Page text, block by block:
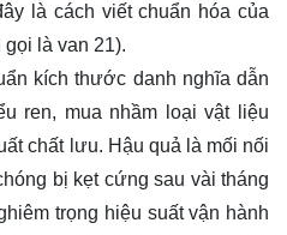
là cách viết chuẩn hóa của
là van 21).
kích thước danh nghĩa dẫn
ren, mua nhầm loại vật liệu
chất lưu. Hậu quả là mối nối
bị kẹt cứng sau vài tháng
trọng hiệu suất vận hành